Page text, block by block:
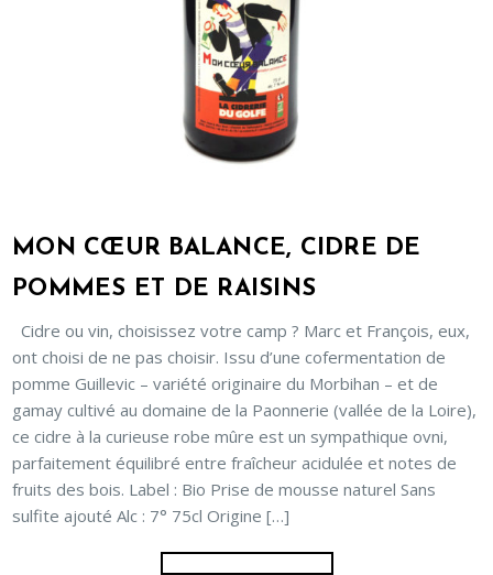
MON CŒUR BALANCE, CIDRE DE
POMMES ET DE RAISINS
Cidre ou vin, choisissez votre camp ? Marc et François, eux,
ont choisi de ne pas choisir. Issu d’une cofermentation de
pomme Guillevic – variété originaire du Morbihan – et de
gamay cultivé au domaine de la Paonnerie (vallée de la Loire),
ce cidre à la curieuse robe mûre est un sympathique ovni,
parfaitement équilibré entre fraîcheur acidulée et notes de
fruits des bois. Label : Bio Prise de mousse naturel Sans
sulfite ajouté Alc : 7° 75cl Origine […]